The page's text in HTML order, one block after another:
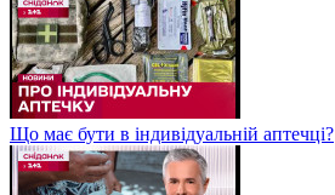
Що має бути в індивідуальній аптечці?